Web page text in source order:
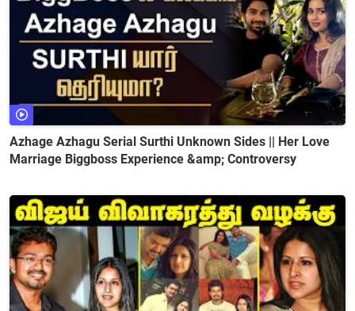
Azhage Azhagu Serial Surthi Unknown Sides || Her Love
Marriage Biggboss Experience &amp; Controversy